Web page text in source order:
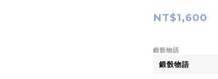
NT$1,600
鍛骰物語